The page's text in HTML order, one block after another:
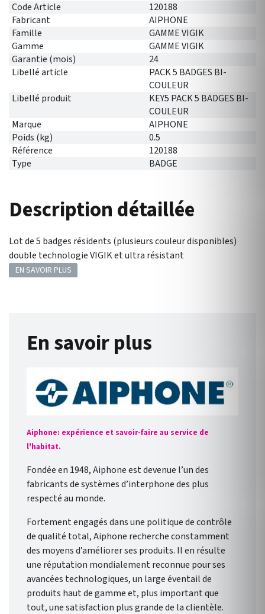
Code Article
120188
Fabricant
AIPHONE
Famille
GAMME VIGIK
Gamme
GAMME VIGIK
Garantie (mois)
24
Libellé article
PACK 5 BADGES BI-
COULEUR
Libellé produit
KEY5 PACK 5 BADGES BI-
COULEUR
Marque
AIPHONE
Poids (kg)
0.5
Référence
120188
Type
BADGE
Description détaillée
Lot de 5 badges résidents (plusieurs couleur disponibles)
double technologie VIGIK et ultra résistant
EN SAVOIR PLUS
En savoir plus
Aiphone: expérience et savoir-faire au service de
l'habitat.
Fondée en 1948, Aiphone est devenue l’un des
fabricants de systèmes d’interphone des plus
respecté au monde.
Fortement engagés dans une politique de contrôle
de qualité total, Aiphone recherche constamment
des moyens d’améliorer ses produits. Il en résulte
une réputation mondialement reconnue pour ses
avancées technologiques, un large éventail de
produits haut de gamme et, plus important que
tout, une satisfaction plus grande de la clientèle.